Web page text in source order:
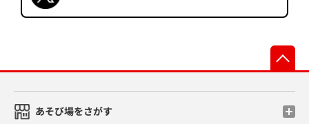
あそび場をさがす